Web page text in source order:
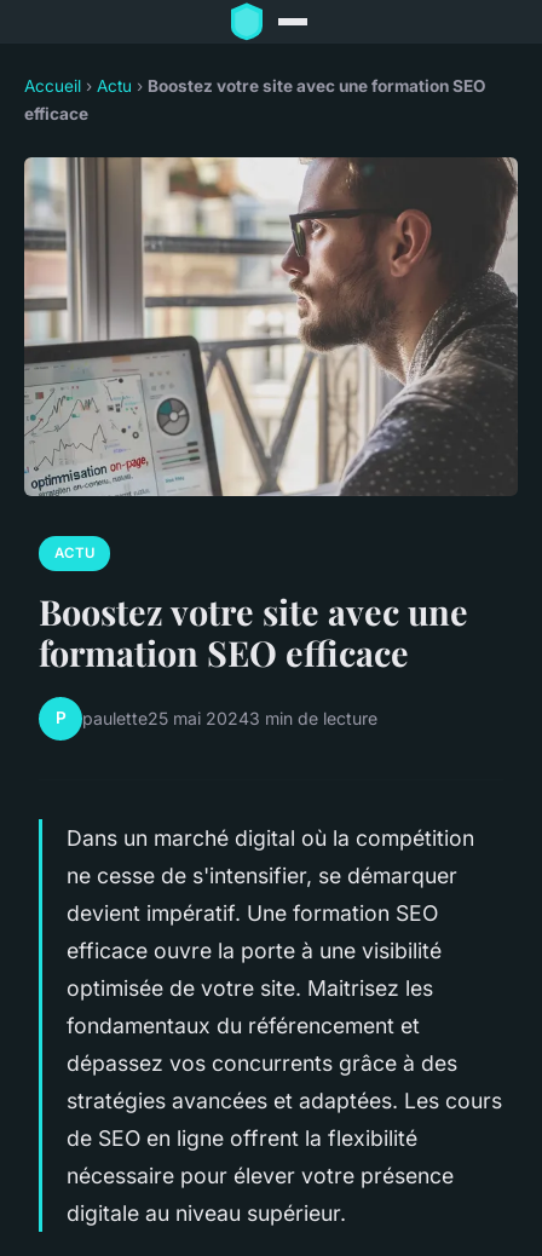
Accueil › Actu › Boostez votre site avec une formation SEO
efficace
ACTU
Boostez votre site avec une
formation SEO efficace
P paulette25 mai 20243 min de lecture
Dans un marché digital où la compétition
ne cesse de s'intensifier, se démarquer
devient impératif. Une formation SEO
efficace ouvre la porte à une visibilité
optimisée de votre site. Maitrisez les
fondamentaux du référencement et
dépassez vos concurrents grâce à des
stratégies avancées et adaptées. Les cours
de SEO en ligne offrent la flexibilité
nécessaire pour élever votre présence
digitale au niveau supérieur.